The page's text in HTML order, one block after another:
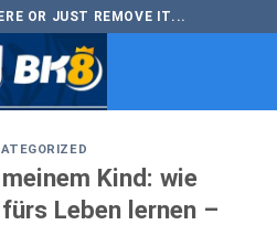
OR JUST REMOVE IT...
Kind: wie
Leben lernen –